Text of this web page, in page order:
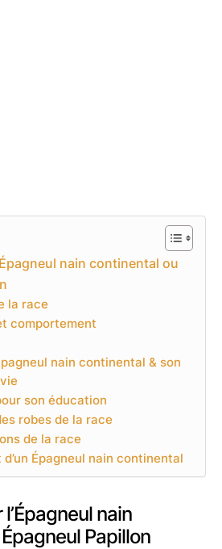
nain continental ou
la race
comportement
nain continental & son
son éducation
robes de la race
de la race
d’un Épagneul nain continental
nain
Papillon